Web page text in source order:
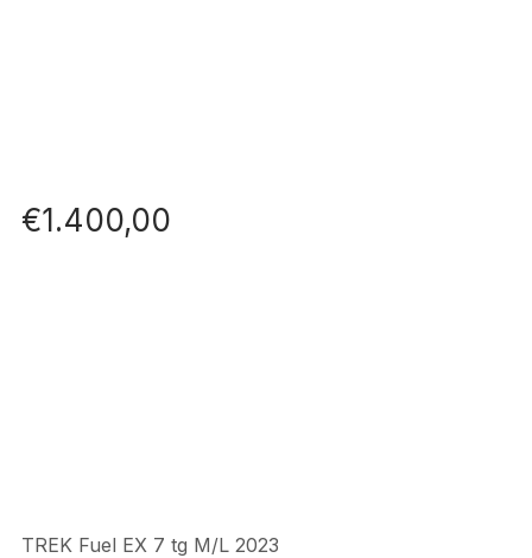
€1.400,00
TREK Fuel EX 7 tg M/L 2023